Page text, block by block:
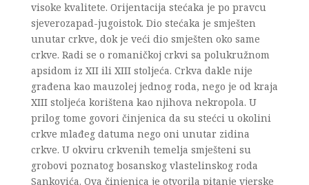
visoke kvalitete. Orijentacija stećaka je po pravcu
sjeverozapad-jugoistok. Dio stećaka je smješten
unutar crkve, dok je veći dio smješten oko same
crkve. Radi se o romaničkoj crkvi sa polukružnom
apsidom iz XII ili XIII stoljeća. Crkva dakle nije
građena kao mauzolej jednog roda, nego je od kraja
XIII stoljeća korištena kao njihova nekropola. U
prilog tome govori činjenica da su stećci u okolini
crkve mlađeg datuma nego oni unutar zidina
crkve. U okviru crkvenih temelja smješteni su
grobovi poznatog bosanskog vlastelinskog roda
Sankovića. Ova činjenica je otvorila pitanje vjerske